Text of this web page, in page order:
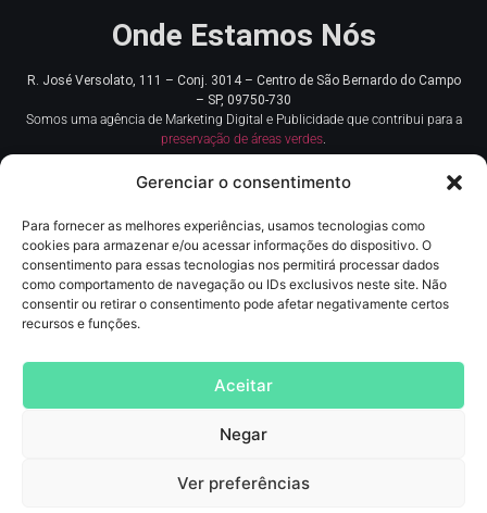
Gerenciar o consentimento
Para fornecer as melhores experiências, usamos tecnologias como
cookies para armazenar e/ou acessar informações do dispositivo. O
consentimento para essas tecnologias nos permitirá processar dados
como comportamento de navegação ou IDs exclusivos neste site. Não
consentir ou retirar o consentimento pode afetar negativamente certos
recursos e funções.
Aceitar
Negar
Ver preferências
Onde Estamos Nós
R. José Versolato, 111 – Conj. 3014 – Centro de São Bernardo do Campo
– SP, 09750-730
Somos uma agência de Marketing Digital e Publicidade que contribui para a
preservação de áreas verdes
Redes Sociais
Contato
(11) 93219-5405
contato@agncservicos.com